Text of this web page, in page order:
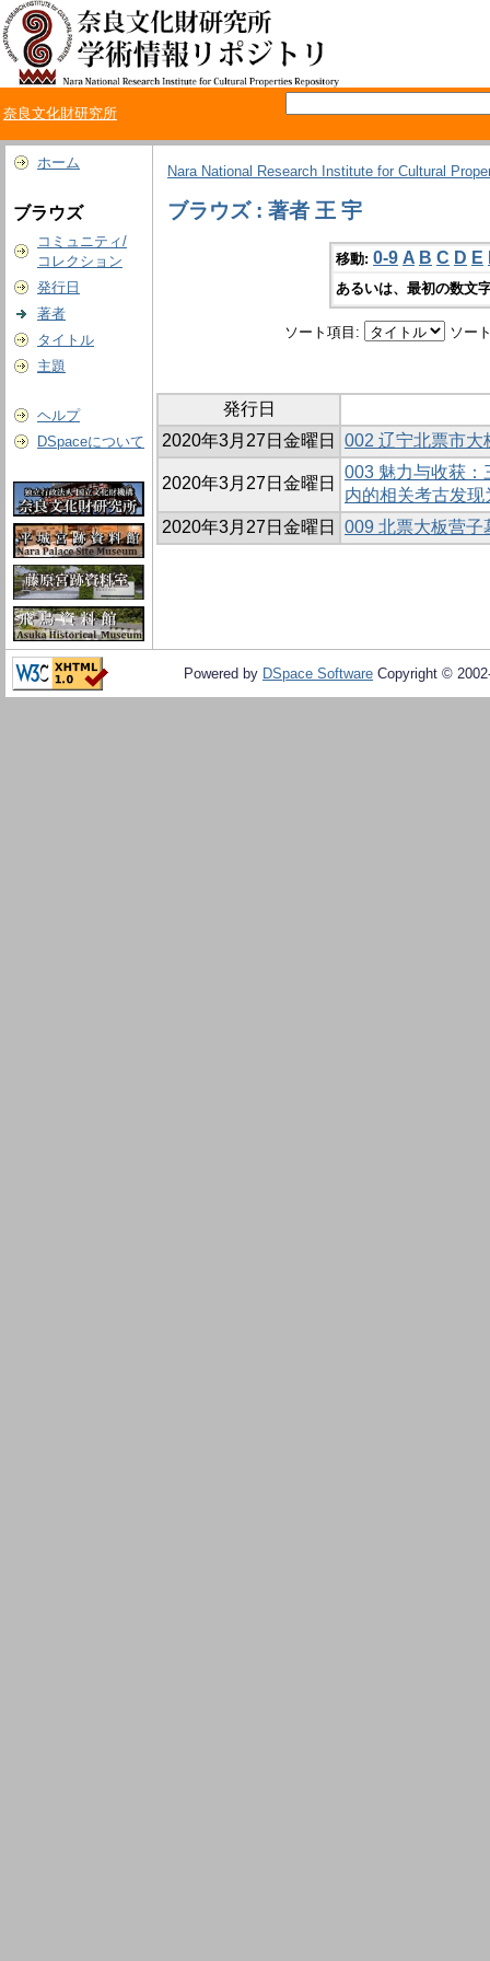
奈良文化財研究所
ホーム
ブラウズ
コミュニティ/
コレクション
発行日
著者
タイトル
主題
ヘルプ
DSpaceについて
Nara National Research Institute for Cultural
ブラウズ : 著者 王 宇
移動: 0-9 A B C D E
あるいは、最初の数文
ソート項目: ソー
発行日
2020年3月27日金曜日
002 辽宁北票市大
2020年3月27日金曜日
003 魅力与收获
内的相关考古发现
2020年3月27日金曜日
009 北票大板营子
Powered by DSpace Software Copyright ©